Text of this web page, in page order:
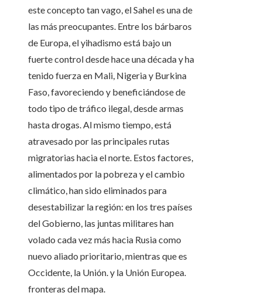
este concepto tan vago, el Sahel es una de
las más preocupantes. Entre los bárbaros
de Europa, el yihadismo está bajo un
fuerte control desde hace una década y ha
tenido fuerza en Mali, Nigeria y Burkina
Faso, favoreciendo y beneficiándose de
todo tipo de tráfico ilegal, desde armas
hasta drogas. Al mismo tiempo, está
atravesado por las principales rutas
migratorias hacia el norte. Estos factores,
alimentados por la pobreza y el cambio
climático, han sido eliminados para
desestabilizar la región: en los tres países
del Gobierno, las juntas militares han
volado cada vez más hacia Rusia como
nuevo aliado prioritario, mientras que es
Occidente, la Unión. y la Unión Europea.
fronteras del mapa.